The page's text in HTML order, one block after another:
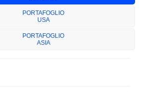
PORTAFOGLIO
USA
PORTAFOGLIO
ASIA